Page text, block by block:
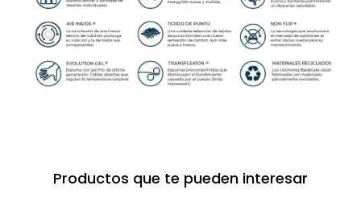
Productos que te pueden interesar